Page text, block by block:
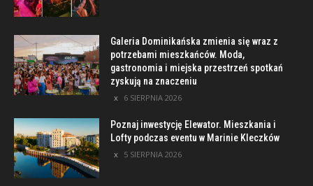
Galeria Dominikańska zmienia się wraz z
potrzebami mieszkańców. Moda,
gastronomia i miejska przestrzeń spotkań
zyskują na znaczeniu
6 SIERPNIA 2026
Poznaj inwestycję Elewator. Mieszkania i
Lofty podczas eventu w Marinie Kleczków
5 SIERPNIA 2026